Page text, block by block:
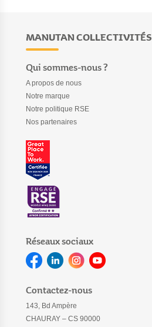
MANUTAN COLLECTIVITÉS
Qui sommes-nous ?
A propos de nous
Notre marque
Notre politique RSE
Nos partenaires
Réseaux sociaux
Contactez-nous
143, Bd Ampère
CHAURAY – CS 90000